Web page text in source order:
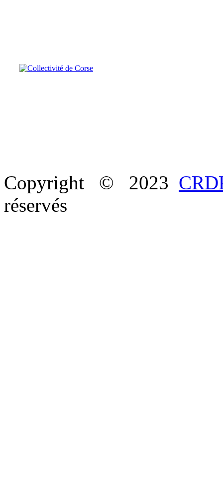
Copyright © 2023
réservés